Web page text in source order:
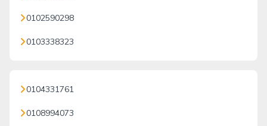
0102590298
0103338323
0104331761
0108994073